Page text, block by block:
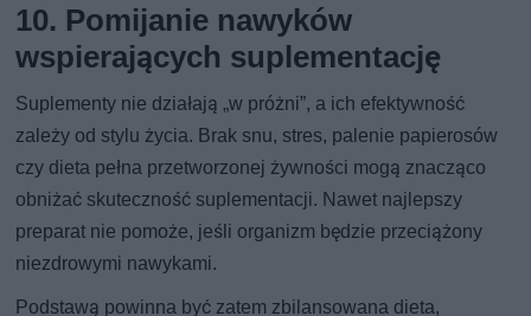
10. Pomijanie nawyków
wspierających suplementację
Suplementy nie działają „w próżni”, a ich efektywność
zależy od stylu życia. Brak snu, stres, palenie papierosów
czy dieta pełna przetworzonej żywności mogą znacząco
obniżać skuteczność suplementacji. Nawet najlepszy
preparat nie pomoże, jeśli organizm będzie przeciążony
niezdrowymi nawykami.
Podstawą powinna być zatem zbilansowana dieta,